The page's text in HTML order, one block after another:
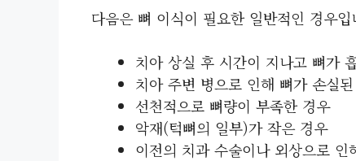
다음은 뼈 이식이 필요한 일반적인 경우입
치아 상실 후 시간이 지나고 뼈가
치아 주변 병으로 인해 뼈가 손실
선천적으로 뼈량이 부족한 경우
악재(턱뼈의 일부)가 작은 경우
이전의 치과 수술이나 외상으로